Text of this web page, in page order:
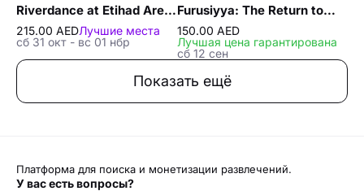
Riverdance at Etihad Arena in Abu Dhabi
215.00 AEDЛучшие места
сб 31 окт - вс 01 нбр
Furusiyya: The Return to Origins
150.00 AED
Лучшая цена гарантирована
сб 12 сен
Показать ещё
Платформа для поиска и монетизации развлечений.
У вас есть вопросы?